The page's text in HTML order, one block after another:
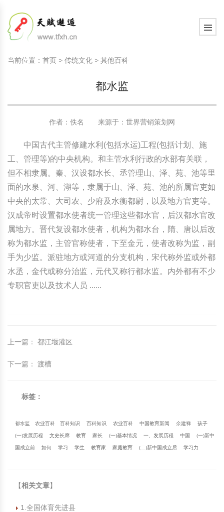
国内教育动态
国际教育动态
天赋教育知识
天赋教育研究
学习心智
学习动力
学习管理
学习力教育基础知识
学习力教育专家余建祥专题
现代家庭教育知识
现代家庭文化建设
教育观察室
教育思考
教育研究
教育百科
中国传统文化
诗词歌赋赏析
国内教育动态
国际教育动态
天赋教育知识
天赋教育研究
学习心智
学习动力
学习管理
学习力教育基础知识
学习力教育专家余建祥专题
现代家庭教育知识
现代家庭文化建设
教育观察室
教育思考
教育研究
教育百科
中国传统文化
诗词歌赋赏析
其他百科
当前位置： 首页 > 传统文化 > 其他百科
都水监
作者：佚名 来源于： 世界营销策划网
中国古代主管修建水利(包括水运)工程(包括计划、施
工、管理等)的中央机构。和主管水利行政的水部有关联，
但不相隶属。秦、汉设都水长、丞管理山、泽、苑、池等里
面的水泉、河、湖等，隶属于山、泽、苑、池的所属官吏如
中央的太常、大司农、少府及水衡都尉，以及地方官吏等。
汉成帝时设置都水使者统一管理这些都水官，后汉都水官改
属地方。晋代复设都水使者，机构为都水台，隋、唐以后改
称为都水监，主管官称使者，下至金元，使者改称为监，副
手为少监。派驻地方或河道的分支机构，宋代称外监或外都
水丞，金代或称分治监，元代又称行都水监。内外都有不少
专职官吏以及技术人员 ......
上一篇 ： 都江堰灌区
下一篇 ： 渡槽
标签：
都水监 农业百科 百科知识 百科知识 农业百科 中国教育新闻 余建祥 孩子
(一)发展历程 文史长廊 教育 家长 (一)基本情况 一、发展历程 中国 (一)新中
国成立前 如何 学习 学生 教育家 家庭教育 (二)新中国成立后 学习力
【相关文章】
1.全国体育先进县